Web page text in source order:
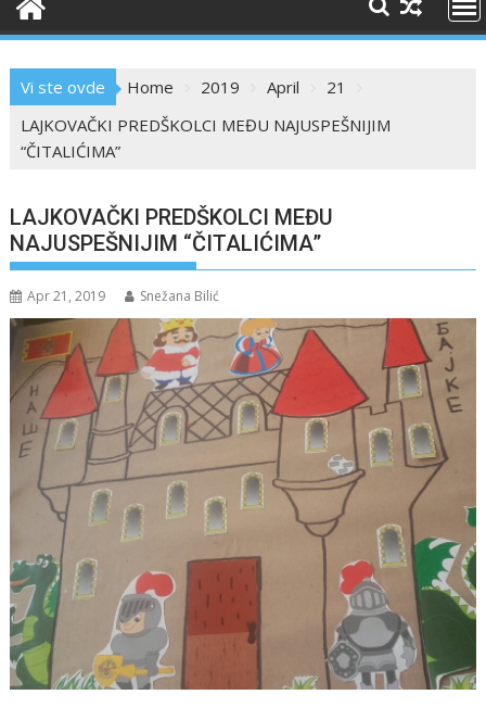
Vi ste ovde Home 2019 April
21
LAJKOVAČKI PREDŠKOLCI MEĐU NAJUSPEŠNIJIM
“ČITALIĆIMA”
LAJKOVAČKI PREDŠKOLCI MEĐU
NAJUSPEŠNIJIM “ČITALIĆIMA”
Apr 21, 2019 Snežana Bilić